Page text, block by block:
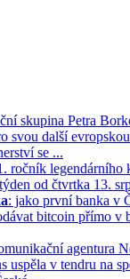
skupina Petra
svou další
se ...
ročník legendárního
od čtvrtka 13.
: jako první banka v
bitcoin přímo v
agentura
uspěla v tendru na